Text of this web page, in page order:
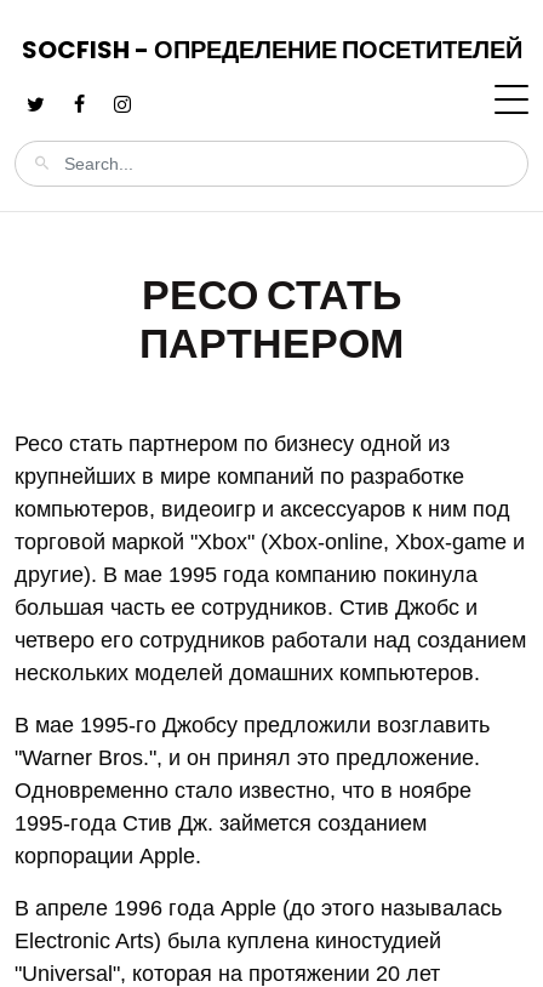
SOCFISH - ОПРЕДЕЛЕНИЕ ПОСЕТИТЕЛЕЙ
РЕСО СТАТЬ
ПАРТНЕРОМ
Ресо стать партнером по бизнесу одной из
крупнейших в мире компаний по разработке
компьютеров, видеоигр и аксессуаров к ним под
торговой маркой "Xbox" (Xbox-online, Xbox-game и
другие). В мае 1995 года компанию покинула
большая часть ее сотрудников. Стив Джобс и
четверо его сотрудников работали над созданием
нескольких моделей домашних компьютеров.
В мае 1995-го Джобсу предложили возглавить
"Warner Bros.", и он принял это предложение.
Одновременно стало известно, что в ноябре
1995-года Стив Дж. займется созданием
корпорации Apple.
В апреле 1996 года Apple (до этого называлась
Electronic Arts) была куплена киностудией
"Universal", которая на протяжении 20 лет